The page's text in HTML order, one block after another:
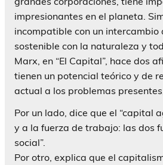
impresionantes en el planeta.
incompatible con un intercambio
sostenible con la naturaleza y
Marx, en “El Capital”, hace dos
tienen un potencial teórico y de
actual a los problemas
Por un lado, dice que el “capital
y a la fuerza de trabajo: las dos
social”.
Por otro, explica que el